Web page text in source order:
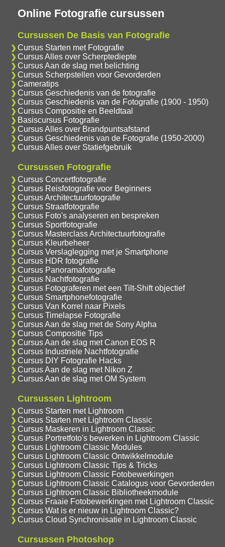
Online Fotografie cursussen
Cursussen De Basis van Fotografie
Cursus Starten met Fotografie
Cursus Alles over Scherptediepte
Cursus Aan de slag met belichting
Cursus Scherpstellen voor Gevorderden
Cameratips
Cursus Geschiedenis van de fotografie
Cursus Geschiedenis van de Fotografie (1900 - 1950)
Cursus Compositie en Beeldtaal
Basiscursus Fotografie
Cursus Alles over Brandpuntsafstand
Cursus Geschiedenis van de Fotografie (1950-2000)
Cursus Alles over Statiefgebruik
Cursussen Fotografie
Cursus Concertfotografie
Cursus Reisfotografie voor Beginners
Cursus Architectuurfotografie
Cursus Straatfotografie
Cursus Foto's analyseren en bespreken
Cursus Sportfotografie
Cursus Masterclass Architectuurfotografie
Cursus Kleurbeheer
Cursus Verslaglegging met je Smartphone
Cursus HDR fotografie
Cursus Panoramafotografie
Cursus Nachtfotografie
Cursus Fotograferen met een Tilt-Shift objectief
Cursus Smartphonefotografie
Cursus Van Korrel naar Pixels
Cursus Timelapse Fotografie
Cursus Aan de slag met de Sony Alpha
Cursus Compositie Tips
Cursus Aan de slag met Canon EOS R
Cursus Industriele Nachtfotografie
Cursus DIY Fotografie Hacks
Cursus Aan de slag met Nikon Z
Cursus Aan de slag met OM System
Cursussen Lightroom
Cursus Starten met Lightroom
Cursus Starten met Lightroom Classic
Cursus Maskeren in Lightroom Classic
Cursus Portretfoto's bewerken in Lightroom Classic
Cursus Lightroom Classic Modules
Cursus Lightroom Classic Ontwikkelmodule
Cursus Lightroom Classic Tips & Tricks
Cursus Lightroom Classic Fotobewerkingen
Cursus Lightroom Classic Catalogus voor Gevorderden
Cursus Lightroom Classic Bibliotheekmodule
Cursus Fraaie Fotobewerkingen met Lightroom Classic
Cursus Wat is er nieuw in Lightroom Classic?
Cursus Cloud Synchronisatie in Lightroom Classic
Cursussen Photoshop